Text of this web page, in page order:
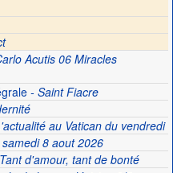
Acutis 06 Miracles
- Saint Fiacre
au Vatican du vendredi
8 aout 2026
d'amour, tant de bonté